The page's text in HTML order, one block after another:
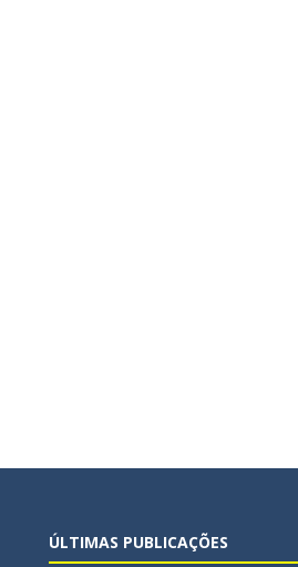
ÚLTIMAS PUBLICAÇÕES